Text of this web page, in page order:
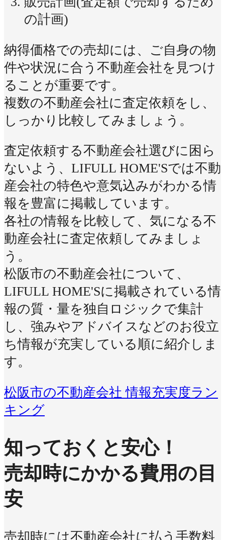
の計画)
納得価格での売却には、ご自身の物
件や状況に合う不動産会社を見つけ
ることが重要です。
複数の不動産会社に査定依頼をし、
しっかり比較してみましょう。
査定依頼する不動産会社選びに困ら
ないよう、LIFULL HOME'Sでは不動
産会社の特色や意気込みがわかる情
報を豊富に掲載しています。
各社の情報を比較して、気になる不
動産会社に査定依頼してみましょ
う。
松阪市の不動産会社について、
LIFULL HOME'Sに掲載されている情
報の質・量を独自ロジックで集計
し、強みやアドバイスなどのお役立
ち情報が充実している順に紹介しま
す。
松阪市の不動産会社 情報充実度ラン
キング
知っておくと安心！
売却時にかかる費用の目
安
売却時には不動産会社に払う手数料